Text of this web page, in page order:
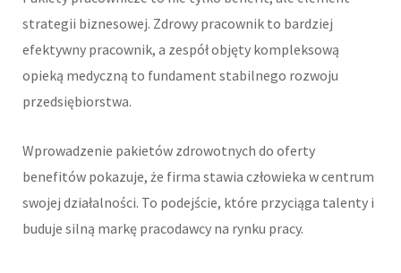
strategii biznesowej. Zdrowy pracownik to bardziej
efektywny pracownik, a zespół objęty kompleksową
opieką medyczną to fundament stabilnego rozwoju
przedsiębiorstwa.
Wprowadzenie pakietów zdrowotnych do oferty
benefitów pokazuje, że firma stawia człowieka w centrum
swojej działalności. To podejście, które przyciąga talenty i
buduje silną markę pracodawcy na rynku pracy.